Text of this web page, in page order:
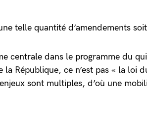
telle quantité d’amendements
centrale dans le programme du
République, ce n’est pas « la loi
sont multiples, d’où une